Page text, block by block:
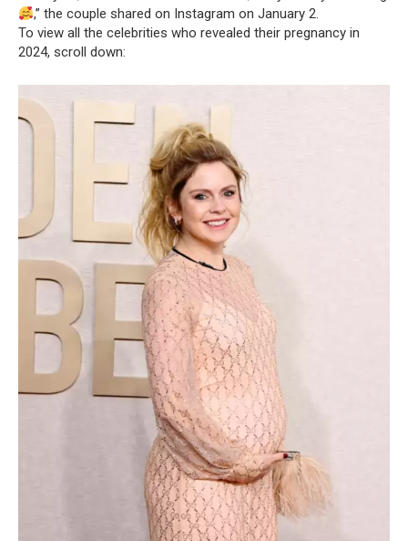
,” the couple shared on Instagram on January 2.
To view all the celebrities who revealed their pregnancy in
2024, scroll down: